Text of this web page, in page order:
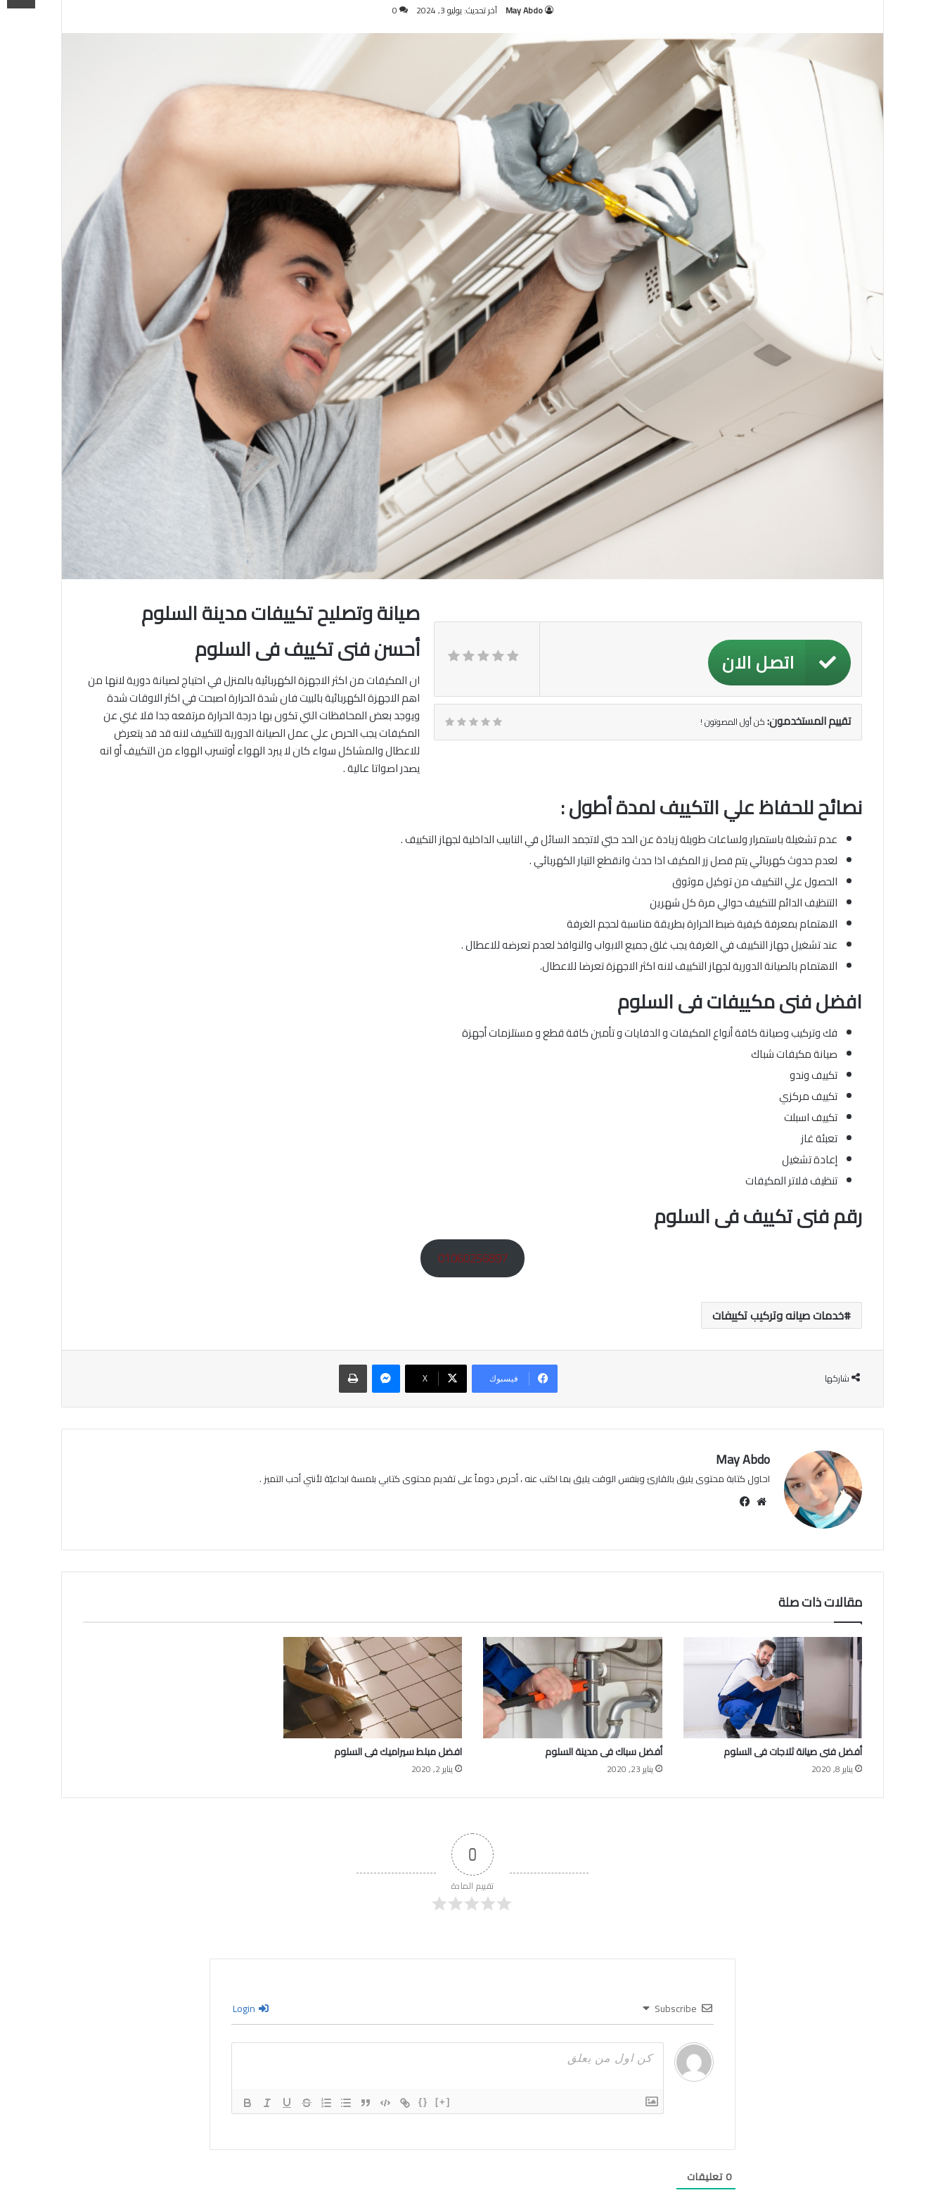
May Abdo آخر تحديث: يوليو 3, 2024 0
اتصل الان
تقييم المستخدمون:كن أول المصوتون !
صيانة وتصليح تكييفات مدينة السلوم
أحسن فنى تكييف فى السلوم
ان المكيفات من اكثر الاجهزة الكهربائية بالمنزل في احتياج لصيانة دورية لانها من
اهم الاجهزة الكهربائية بالبيت فان شدة الحرارة اصبحت في اكثر الاوقات شدة
ويوجد بعض المحافظات التي تكون بها درجة الحرارة مرتفعه جدا فلا غني عن
المكيفات يجب الحرص علي عمل الصيانة الدورية للتكييف لانه قد قد يتعرض
للاعطال والمشاكل سواء كان لا يبرد الهواء أوتسرب الهواء من التكييف أو انه
يصدر اصواتا عالية .
نصائح للحفاظ علي التكييف لمدة أطول :
عدم تشغيلة باستمرار ولساعات طويلة زيادة عن الحد حتي لاتجمد السائل في النابيب الداخلية لجهاز التكييف .
لعدم حدوث كهربائي يتم فصل زر المكيف اذا حدث وانقطع التيار الكهربائي .
الحصول علي التكييف من توكيل موثوق
التنظيف الدائم للتكييف حوالي مرة كل شهرين
الاهتمام بمعرفة كيفية ضبط الحرارة بطريقة مناسبة لحجم الغرفة
عند تشغيل جهاز التكييف في الغرفة يجب غلق جميع الابواب والنوافذ لعدم تعرضه للاعطال .
الاهتمام بالصيانة الدورية لجهاز التكييف لانه اكثر الاجهزة تعرضا للاعطال.
افضل فنى مكييفاتفى السلوم
فك وتركيب وصيانة كافة أنواع المكيفات و الدفايات و تأمين كافة قطع و مستلزمات أجهزة
صيانة مكيفات شباك
تكييف وندو
تكييف مركزي
تكييف اسبلت
تعبئة غاز
إعادة تشغيل
تنظيف فلاتر المكيفات
رقم فنى تكييف فى السلوم
01060256897
خدمات صيانه وتركيب تكييفات
شاركها فيسبوك ‫X
ماسنجر طباعة
May Abdo
احاول كتابة محتوى يليق بالقارئ وبنفس الوقت يليق بما اكتب عنه ، أحرص دوماً على تقديم محتوى كتابي بلمسة ابداعيّة لأنني أحب التميز .
موقع
مقالات ذات صلة
أفضل فنى صيانة ثلاجات فى السلوم
يناير 8, 2020
أفضل سباك فى مدينة السلوم
يناير 23, 2020
افضل مبلط سيراميك فى السلوم
يناير 2, 2020
0
تقييم المادة
Subscribe
{} [+]
0تعليقات